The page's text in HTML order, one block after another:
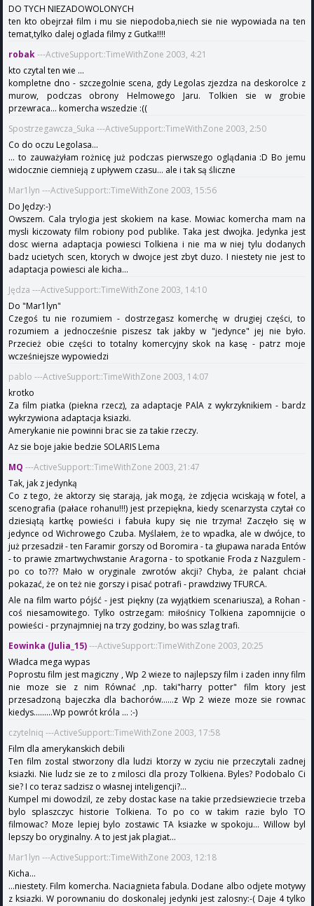
DO TYCH NIEZADOWOLONYCH
ten kto obejrzał film i mu sie niepodoba,niech sie nie wypowiada na ten
temat,tylko dalej oglada filmy z Gutka!!!!
robak---ActiveSupport::TimeWithZone 2003, 4:21
kto czytal ten wie ...
kompletne dno - szczegolnie scena, gdy Legolas zjezdza na deskorolce z
murow, podczas obrony Helmowego Jaru. Tolkien sie w grobie
przewraca... komercha wszedzie :((
Spostrzegawcza_Suka ---ActiveSupport::TimeWithZone 2003, 2:50
Co do oczu Legolasa...
... to zauważyłam rożnicę już podczas pierwszego oglądania :D Bo jemu
widocznie ciemnieją z upływem czasu... ale i tak są śliczne
Mar1lyn ---ActiveSupport::TimeWithZone 2003, 15:56
Do Jędzy:-)
Owszem. Cala trylogia jest skokiem na kase. Mowiac komercha mam na
mysli kiczowaty film robiony pod publike. Taka jest dwojka. Jedynka jest
dosc wierna adaptacja powiesci Tolkiena i nie ma w niej tylu dodanych
badz ucietych scen, ktorych w dwojce jest zbyt duzo. I niestety nie jest to
adaptacja powiesci ale kicha...
Jędza ---ActiveSupport::TimeWithZone 2003, 14:10
Do "Mar1lyn"
Czegoś tu nie rozumiem - dostrzegasz komerchę w drugiej części, to
rozumiem a jednocześnie piszesz tak jakby w "jedynce" jej nie było.
Przecież obie części to totalny komercyjny skok na kasę - patrz moje
wcześniejsze wypowiedzi
pablo ---ActiveSupport::TimeWithZone 2003, 14:07
krotko
Za film piatka (piekna rzecz), za adaptacje PAlA z wykrzyknikiem - bardz
wykrzywiona adaptacja ksiazki.
Amerykanie nie powinni brac sie za takie rzeczy.
Az sie boje jakie bedzie SOLARIS Lema
MQ ---ActiveSupport::TimeWithZone 2003, 21:47
Tak, jak z jedynką
Co z tego, że aktorzy się starają, jak mogą, że zdjęcia wciskają w fotel, a
scenografia (pałace rohanu!!!) jest przepiękna, kiedy scenarzysta czytał co
dziesiątą kartkę powieści i fabuła kupy się nie trzyma! Zaczęło się w
jedynce od Wichrowego Czuba. Myślałem, że to wpadka, ale w dwójce, to
już przesadził - ten Faramir gorszy od Boromira - ta głupawa narada Entów
- to prawie zmartwychwstanie Aragorna - to spotkanie Froda z Nazgulem -
po co to??? Mało w oryginale zwrotów akcji? Chyba, że palant chciał
pokazać, że on też nie gorszy i pisać potrafi - prawdziwy TFURCA.
Ale na film warto pójść - jest piękny (za wyjątkiem scenariusza), a Rohan -
coś niesamowitego. Tylko ostrzegam: miłośnicy Tolkiena zapomnijcie o
powieści - przynajmniej na trzy godziny, bo was szlag trafi.
Eowinka (Julia_15)---ActiveSupport::TimeWithZone 2003, 20:25
Władca mega wypas
Poprostu film jest magiczny , Wp 2 wieze to najlepszy film i zaden inny film
nie moze sie z nim Równać ,np. taki"harry potter" film ktory jest
przesadzoną bajeczka dla bachorów......z Wp 2 wieze moze sie rownac
kiedys.........Wp powrót króla ... :-)
czytelniq ---ActiveSupport::TimeWithZone 2003, 17:58
Film dla amerykanskich debili
Ten film zostal stworzony dla ludzi ktorzy w zyciu nie przeczytali zadnej
ksiazki. Nie ludz sie ze to z milosci dla prozy Tolkiena. Byles? Podobalo Ci
sie? I co teraz sadzisz o własnej inteligencji?...
Kumpel mi dowodzil, ze zeby dostac kase na takie przedsiewziecie trzeba
bylo splaszczyc historie Tolkiena. To po co w takim razie bylo TO
filmowac? Moze lepiej bylo zostawic TA ksiazke w spokoju... Willow byl
lepszy bo oryginalny. A to jest jak plagiat...
Mar1lyn ---ActiveSupport::TimeWithZone 2003, 12:18
Kicha...
...niestety. Film komercha. Naciagnieta fabula. Dodane albo odjete motywy
z ksiazki. W porownaniu do doskonalej jedynki jest zalosny:-( Daje 4 tylko